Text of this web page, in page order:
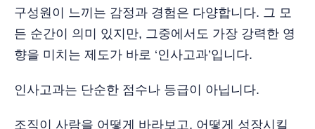
구성원이 느끼는 감정과 경험은 다양합니다. 그 모
든 순간이 의미 있지만, 그중에서도 가장 강력한 영
향을 미치는 제도가 바로 ‘인사고과’입니다.
인사고과는 단순한 점수나 등급이 아닙니다.
조직이 사람을 어떻게 바라보고, 어떻게 성장시킬